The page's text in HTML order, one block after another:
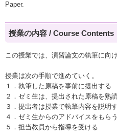
Paper.
授業の内容 / Course Contents
この授業では、演習論文の執筆に向
授業は次の手順で進めていく。
１．執筆した原稿を事前に提出する
２．ゼミ生は、提出された原稿を熟
３．提出者は授業で執筆内容を説明
４．ゼミ生からのアドバイスをもらう
５．担当教員から指導を受ける